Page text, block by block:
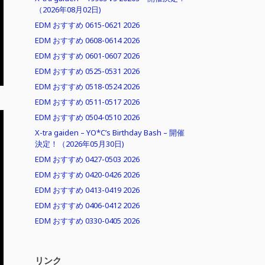
（2026年08月02日)
EDM おすすめ 0615-0621 2026
EDM おすすめ 0608-0614 2026
EDM おすすめ 0601-0607 2026
EDM おすすめ 0525-0531 2026
EDM おすすめ 0518-0524 2026
EDM おすすめ 0511-0517 2026
EDM おすすめ 0504-0510 2026
X-tra gaiden – YO*C’s Birthday Bash – 開催
決定！（2026年05月30日)
EDM おすすめ 0427-0503 2026
EDM おすすめ 0420-0426 2026
EDM おすすめ 0413-0419 2026
EDM おすすめ 0406-0412 2026
EDM おすすめ 0330-0405 2026
リンク